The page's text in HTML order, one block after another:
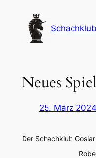
springen
Neues
25. März 2024
Der Schachklub